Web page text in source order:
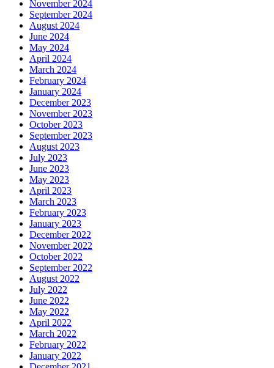
November 2024
September 2024
August 2024
June 2024
May 2024
April 2024
March 2024
February 2024
January 2024
December 2023
November 2023
October 2023
September 2023
August 2023
July 2023
June 2023
May 2023
April 2023
March 2023
February 2023
January 2023
December 2022
November 2022
October 2022
September 2022
August 2022
July 2022
June 2022
May 2022
April 2022
March 2022
February 2022
January 2022